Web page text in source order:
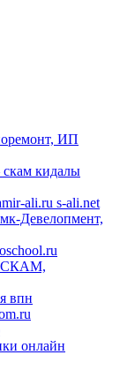
ИП
скам кидалы
ali.ru s-ali.net
Девелопмент,
СКАМ,
впн
онлайн